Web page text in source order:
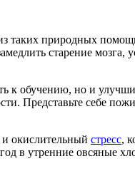
таких природных
старение мозга,
к обучению, но и
Представьте себе
окислительный стресс,
в утренние овсяные